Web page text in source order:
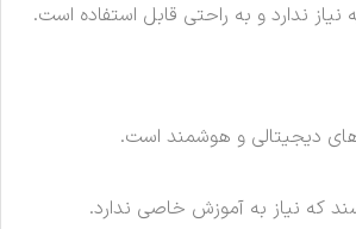
نیاز ندارد و به راحتی قابل استفاده است.
دیجیتالی و هوشمند است.
که نیاز به آموزش خاصی ندارد.